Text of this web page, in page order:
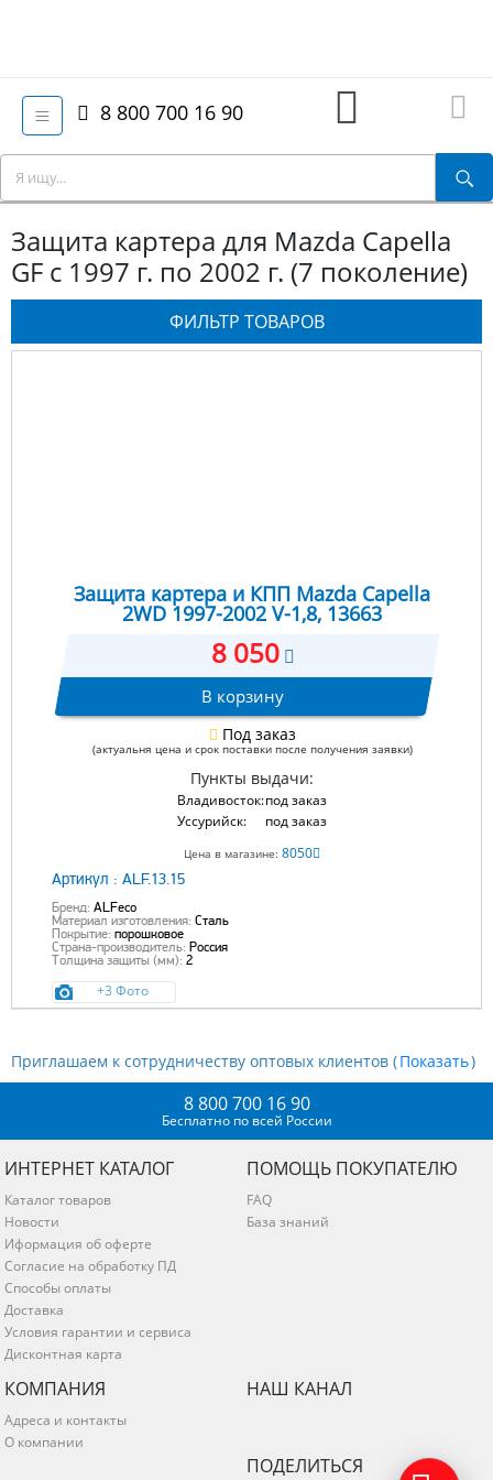
8 800 700 16 90
Защита картера для Mazda Capella
GF с 1997 г. по 2002 г. (7 поколение)
ФИЛЬТР ТОВАРОВ
Защита картера и КПП Mazda Capella
2WD 1997-2002 V-1,8, 13663
8 050
В корзину
Под заказ
(актуальня цена и срок поставки после получения заявки)
Пункты выдачи:
Владивосток:под заказ
Уссурийск:
под заказ
Цена в магазине: 8050
Артикул : ALF.13.15
Бренд: ALFeco
Материал изготовления: Сталь
Покрытие: порошковое
Страна-производитель: Россия
Толщина защиты (мм): 2
+3 Фото
Приглашаем к сотрудничеству оптовых клиентов ( )
8 800 700 16 90
Бесплатно по всей России
ИНТЕРНЕТ КАТАЛОГ
Каталог товаров
Новости
Иформация об оферте
Согласие на обработку ПД
Способы оплаты
Доставка
Условия гарантии и сервиса
Дисконтная карта
ПОМОЩЬ ПОКУПАТЕЛЮ
FAQ
База знаний
КОМПАНИЯ
Адреса и контакты
О компании
НАШ КАНАЛ
ПОДЕЛИТЬСЯ